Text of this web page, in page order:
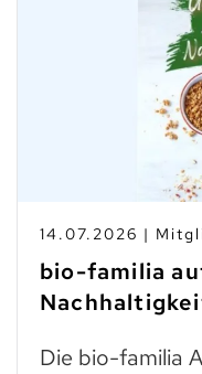
zu mehr
Müesli-